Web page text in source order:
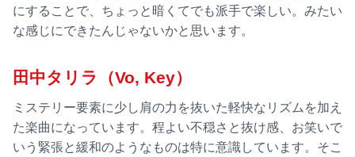
にすることで、ちょっと暗くてでも派手で楽しい。みたい
な感じにできたんじゃないかと思います。
田中タリラ（Vo, Key）
ミステリー要素に少し肩の力を抜いた軽快なリズムを加え
た楽曲になっています。程よい不穏さと抜け感、お笑いで
いう緊張と緩和のようなものは特に意識しています。そこ